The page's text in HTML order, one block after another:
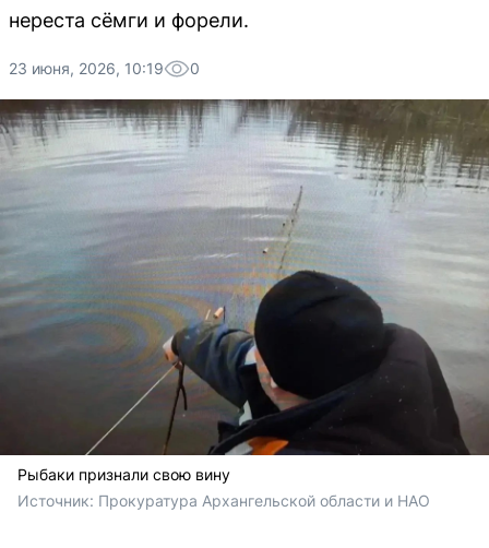
нереста сёмги и форели.
23 июня, 2026, 10:19 0
Рыбаки признали свою вину
Источник: Прокуратура Архангельской области и НАО